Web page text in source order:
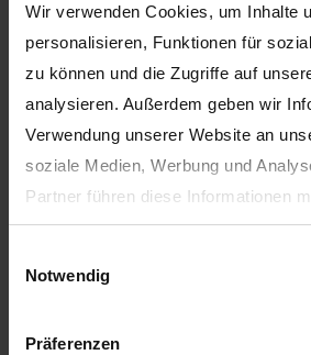
Wir verwenden Cookies, um Inhalte
personalisieren, Funktionen für
zu können und die Zugriffe auf
analysieren. Außerdem geben wir
Verwendung unserer Website an
soziale Medien, Werbung und
Partner führen diese Informationen
weiteren Daten zusammen, die Sie
haben oder die sie im Rahmen Ihrer
gesammelt haben.
Notwendig
Präferenzen
Artikelnummer 5000 GLATT
Beschreibung
Das Eckprofil für
dient dem
hergestellt und
wird im